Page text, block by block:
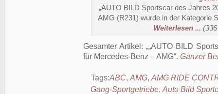
„AUTO BILD Sportscar des Jahres
AMG (R231) wurde in der Kategorie
Weiterlesen ...
Gesamter Artikel:
„AUTO BILD
für Mercedes-Benz – AMG . Ganzer
Tags:ABC, AMG, AMG RIDE
Gang-Sportgetriebe, Auto Bild